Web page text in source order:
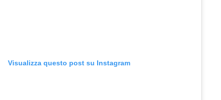
Visualizza questo post su Instagram